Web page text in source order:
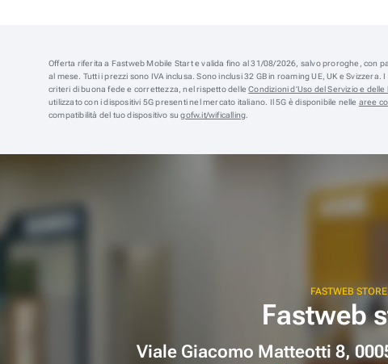
Offerta riferita a Fastweb Mobile Start e valida fino al 31/08/2026, salvo proroghe, con
al mese. Tutti i prezzi sono IVA inclusa. Sono inclusi 32 GB in roaming UE, UK e
criteri di buona fede e correttezza, nel rispetto delleCondizioni d’Uso del Servizio e
utilizzato con i dispositivi 5G presenti nel mercato italiano. Il 5G è disponibile nelle aree
compatibilità del tuo dispositivo sugofw.it/wificalling
FASTWEB STORE
Fastweb
Viale Giacomo Matteotti 8,